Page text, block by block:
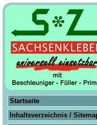
Startseite
Inhaltsverzeichnis /